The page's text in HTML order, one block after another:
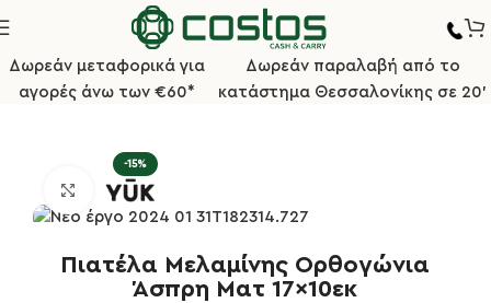
Δωρεάν μεταφορικά για
αγορές άνω των €60*
Δωρεάν παραλαβή από το
κατάστημα Θεσσαλονίκης σε 20'
Αρχική σελίδα Επιτραπέζια Είδη Σκεύη Μελαμίνης
-15%
Κλικ για μεγέθυνση
Πιατέλα Μελαμίνης Ορθογώνια
Άσπρη Ματ 17×10εκ